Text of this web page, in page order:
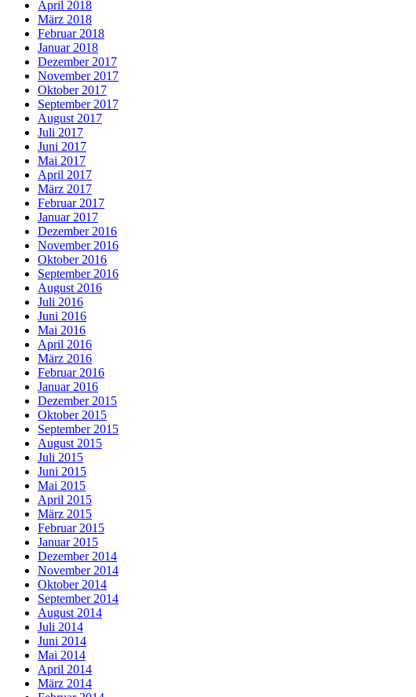
April 2018
März 2018
Februar 2018
Januar 2018
Dezember 2017
November 2017
Oktober 2017
September 2017
August 2017
Juli 2017
Juni 2017
Mai 2017
April 2017
März 2017
Februar 2017
Januar 2017
Dezember 2016
November 2016
Oktober 2016
September 2016
August 2016
Juli 2016
Juni 2016
Mai 2016
April 2016
März 2016
Februar 2016
Januar 2016
Dezember 2015
Oktober 2015
September 2015
August 2015
Juli 2015
Juni 2015
Mai 2015
April 2015
März 2015
Februar 2015
Januar 2015
Dezember 2014
November 2014
Oktober 2014
September 2014
August 2014
Juli 2014
Juni 2014
Mai 2014
April 2014
März 2014